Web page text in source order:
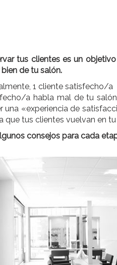
tus clientes es un
de tu salón.
1 cliente satisfecho/a
a habla mal de tu
una «experiencia de
que tus clientes vuelvan en
consejos para cada